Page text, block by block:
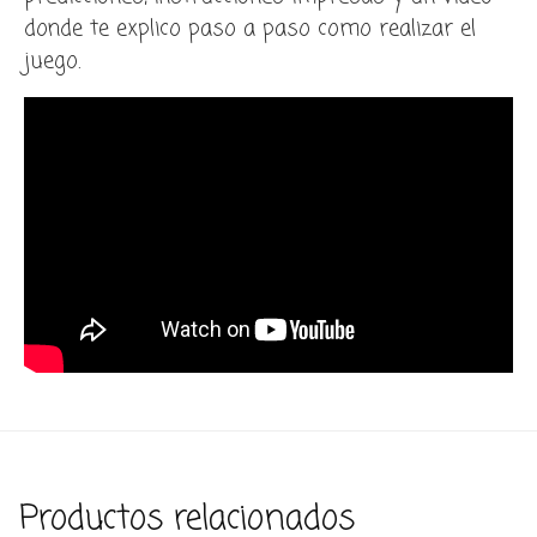
donde te explico paso a paso como realizar el
juego.
Productos relacionados